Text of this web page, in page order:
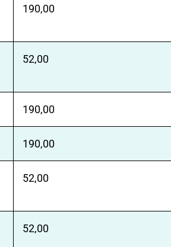
190,00
52,00
190,00
190,00
52,00
52,00